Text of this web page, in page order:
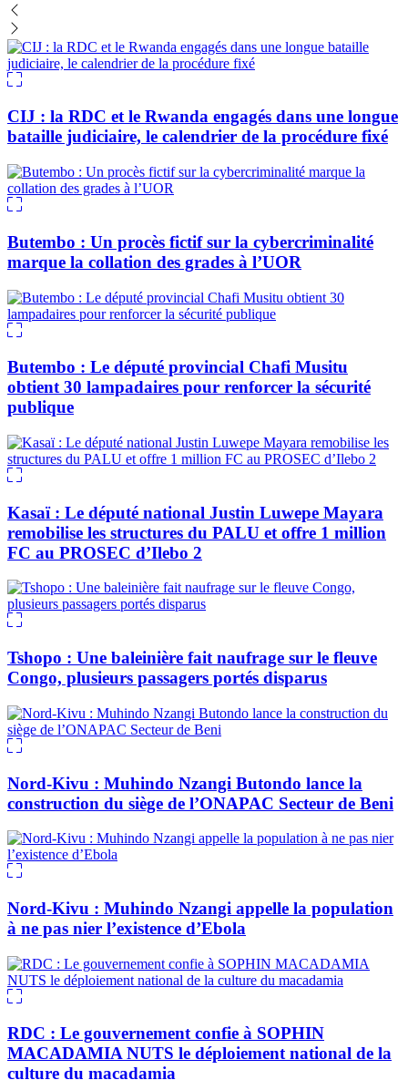
CIJ : la RDC et le Rwanda engagés dans une longue
bataille judiciaire, le calendrier de la procédure fixé
Butembo : Un procès fictif sur la cybercriminalité
marque la collation des grades à l’UOR
Butembo : Le député provincial Chafi Musitu
obtient 30 lampadaires pour renforcer la sécurité
publique
Kasaï : Le député national Justin Luwepe Mayara
remobilise les structures du PALU et offre 1 million
FC au PROSEC d’Ilebo 2
Tshopo : Une baleinière fait naufrage sur le fleuve
Congo, plusieurs passagers portés disparus
Nord-Kivu : Muhindo Nzangi Butondo lance la
construction du siège de l’ONAPAC Secteur de Beni
Nord-Kivu : Muhindo Nzangi appelle la population
à ne pas nier l’existence d’Ebola
RDC : Le gouvernement confie à SOPHIN
MACADAMIA NUTS le déploiement national de la
culture du macadamia